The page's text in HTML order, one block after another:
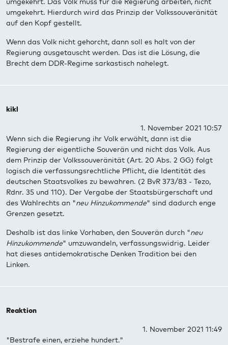
umgekehrt. Hierdurch wird das Prinzip der Volkssouveränität
auf den Kopf gestellt.
Wenn das Volk nicht gehorcht, dann soll es halt von der
Regierung ausgetauscht werden. Das ist die Lösung, die
Brecht dem DDR-Regime sarkastisch nahelegt.
kikl
1. November 2021 10:57
Wenn sich die Regierung ihr Volk erwählt, dann ist die
Regierung der eigentliche Souverän und nicht das Volk. Aus
dem Prinzip der Volkssouveränität (Art. 20 Abs. 2 GG) folgt
logisch die verfassungsrechtliche Pflicht, die Identität des
deutschen Staatsvolkes zu bewahren. (2 BvR 373/83 - Tezo,
Rdnr. 35 und 110). Der Vergabe der Staatsbürgerschaft und
des Wahlrechts an "neu Hinzukommende" sind dadurch enge
Grenzen gesetzt.
Deshalb ist das linke Vorhaben, den Souverän durch "neu
Hinzukommende" umzuwandeln, verfassungswidrig. Leider
hat dieses antidemokratische Denken Tradition bei den
Linken.
Reaktion
1. November 2021 11:49
"Bestrafe einen, erziehe hundert."